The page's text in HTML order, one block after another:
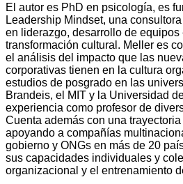
El autor es PhD en psicología, es
Leadership Mindset, una
en liderazgo, desarrollo de
transformación cultural. Meller es
el análisis del impacto que las
corporativas tienen en la cultura
estudios de posgrado en las
Brandeis, el MIT y la Universidad
experiencia como profesor de
Cuenta además con una
apoyando a compañías
gobierno y ONGs en más de 20
sus capacidades individuales y
organizacional y el entrenamiento